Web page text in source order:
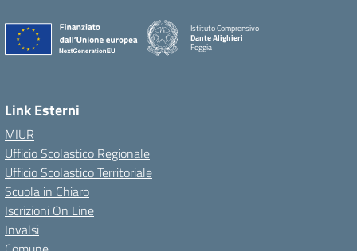
Istituto Comprensivo
Dante Alighieri
Foggia
Link Esterni
MIUR
Ufficio Scolastico Regionale
Ufficio Scolastico Territoriale
Scuola in Chiaro
Iscrizioni On Line
Invalsi